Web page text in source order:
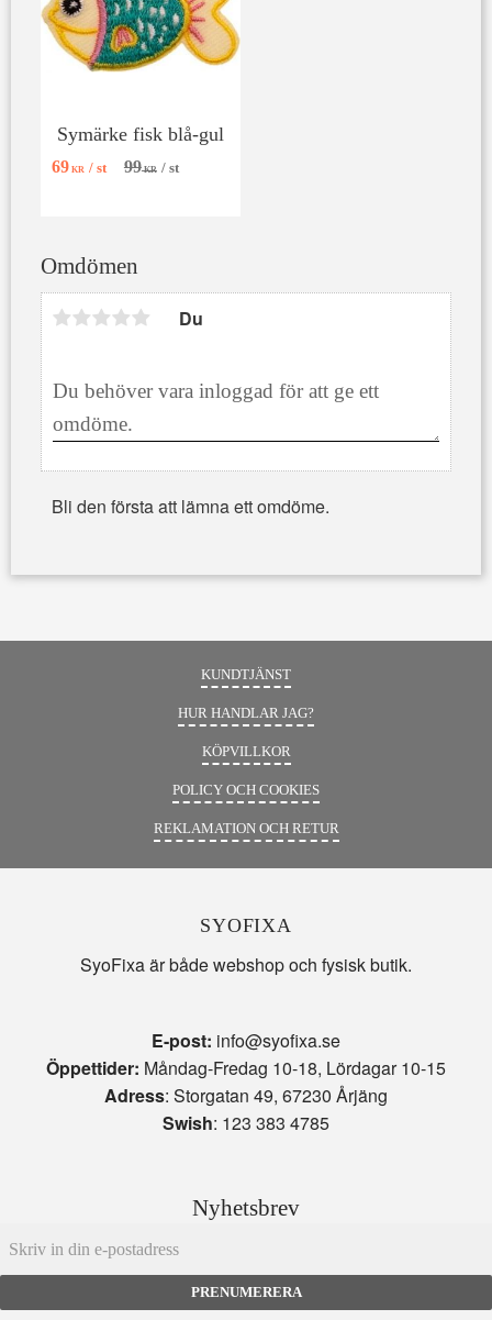
Omdömen
Du
Bli den första att lämna ett omdöme.
Symärke fisk blå-gul
69KR / st 99KR / st
KUNDTJÄNST
HUR HANDLAR JAG?
KÖPVILLKOR
POLICY OCH COOKIES
REKLAMATION OCH RETUR
SYOFIXA
SyoFixa är både webshop och fysisk butik.
E-post: info@syofixa.se
Öppettider: Måndag-Fredag 10-18, Lördagar 10-15
Adress: Storgatan 49, 67230 Årjäng
Swish: 123 383 4785
Nyhetsbrev
PRENUMERERA